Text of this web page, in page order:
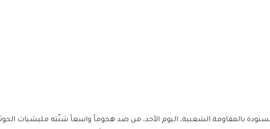
بالمقاومة الشعبية، اليوم الأحد، من صد هجوماً واسعاً شنّته مليشيات